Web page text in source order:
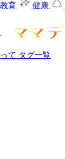
教育 健康
て タグ一覧